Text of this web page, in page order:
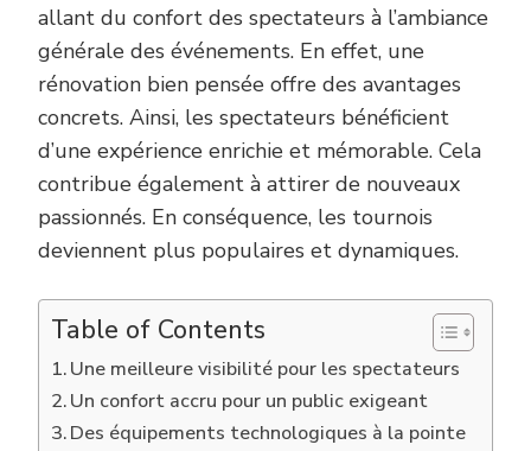
allant du confort des spectateurs à l’ambiance
générale des événements. En effet, une
rénovation bien pensée offre des avantages
concrets. Ainsi, les spectateurs bénéficient
d’une expérience enrichie et mémorable. Cela
contribue également à attirer de nouveaux
passionnés. En conséquence, les tournois
deviennent plus populaires et dynamiques.
Table of Contents
Une meilleure visibilité pour les spectateurs
Un confort accru pour un public exigeant
Des équipements technologiques à la pointe